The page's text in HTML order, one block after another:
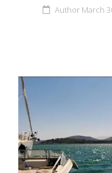
Author March